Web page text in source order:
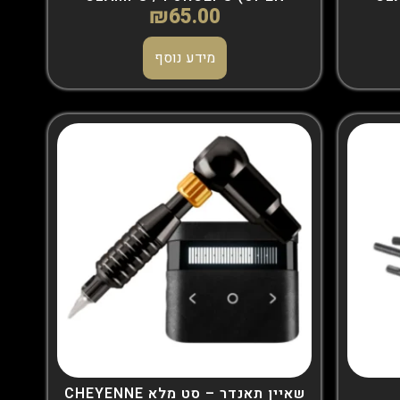
TRIANGLE)
₪65.00
מידע נוסף
שאיין תאנדר – סט מלא CHEYENNE